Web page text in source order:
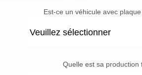
Est-ce un véhicule avec
Quelle est sa production